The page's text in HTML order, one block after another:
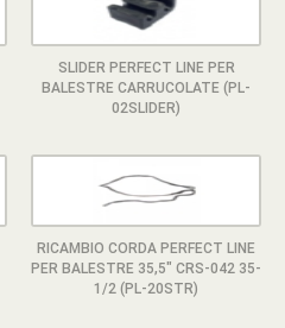
SLIDER PERFECT LINE PER
BALESTRE CARRUCOLATE (PL-
02SLIDER)
RICAMBIO CORDA PERFECT LINE
PER BALESTRE 35,5" CRS-042 35-
1/2 (PL-20STR)